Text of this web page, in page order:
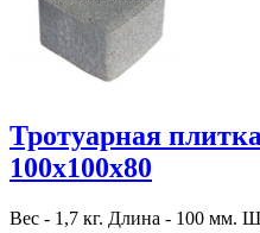
Тротуарная
100х100х80
Вес - 1,7 кг. Длина - 100 мм.